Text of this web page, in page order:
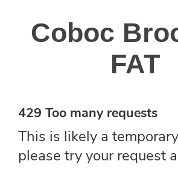
Coboc
FAT